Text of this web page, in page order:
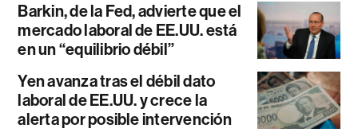
Barkin, de la Fed, advierte que el
mercado laboral de EE.UU. está
en un “equilibrio débil”
Yen avanza tras el débil dato
laboral de EE.UU. y crece la
alerta por posible intervención